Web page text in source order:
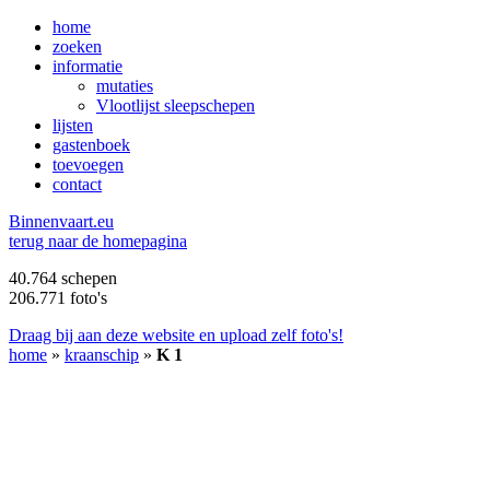
home
zoeken
informatie
mutaties
Vlootlijst sleepschepen
lijsten
gastenboek
toevoegen
contact
Binnenvaart.eu
terug naar de homepagina
40.764 schepen
206.771 foto's
Draag bij aan deze website en upload zelf foto's!
home » kraanschip » K 1